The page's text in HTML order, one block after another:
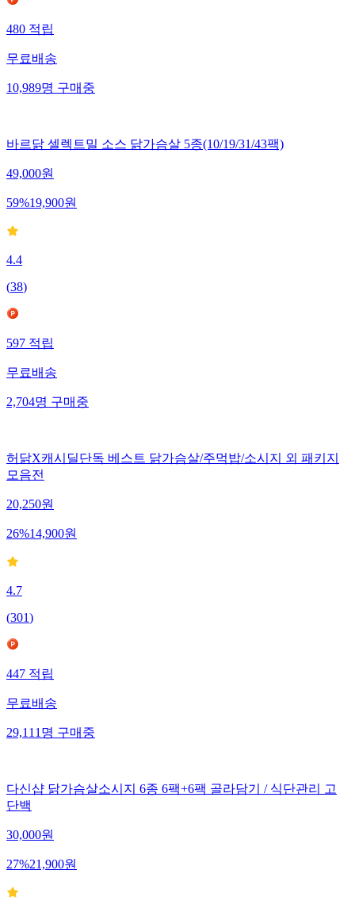
480적립
무료배송
10,989명구매중
바르닭 셀렉트밀 소스 닭가슴살 5종(10/19/31/43팩)
49,000원
59%19,900원
4.4
(38)
597적립
무료배송
2,704명구매중
허닭X캐시딜단독 베스트 닭가슴살/주먹밥/소시지 외 패키지
모음전
20,250원
26%14,900원
4.7
(301)
447적립
무료배송
29,111명구매중
다신샵 닭가슴살소시지 6종 6팩+6팩 골라담기 / 식단관리 고
단백
30,000원
27%21,900원